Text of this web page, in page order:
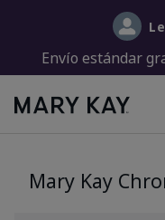
Envío estándar
Mary Kay